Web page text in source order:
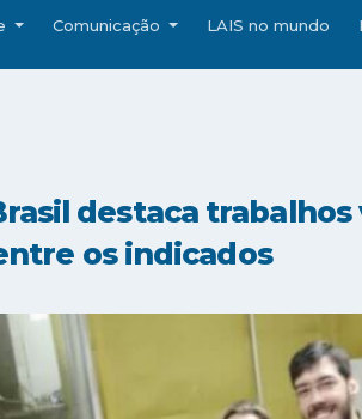
Comunicação LAIS no mundo
destaca
os indicados